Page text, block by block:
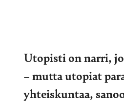
Utopisti on narri,
– mutta utopiat
yhteiskuntaa,